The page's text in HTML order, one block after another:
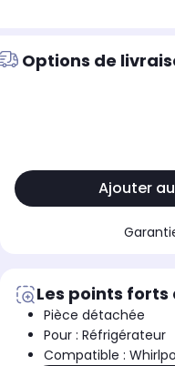
Options de
Ajouter
Les points
Pièce détachée
Pour : Réfrigérateur
Compatible :